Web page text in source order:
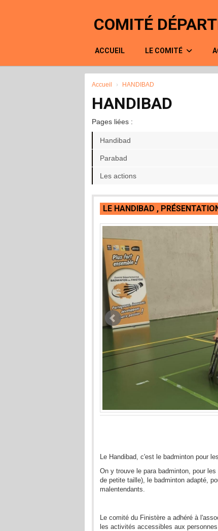
COMITÉ
ACCUEIL LE COMITÉ
Accueil HANDIBAD
HANDIBAD
Pages liées :
Handibad
Parabad
Les actions
LE HANDIBAD ,
Le Handibad, c'est le badminton pour
On y trouve le para badminton, pour
de petite taille), le badminton adapté,
malentendants.
Le comité du Finistère a adhéré à
les activités accessibles aux